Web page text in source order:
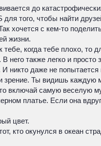
до
для того, чтобы найти
хочется с кем-то
жизни.
когда тебе плохо, то
него также легко и
никто даже не
зрение. Ты видишь каждую
то включай самую
платье. Если она
цвет.
кто окунулся в океан